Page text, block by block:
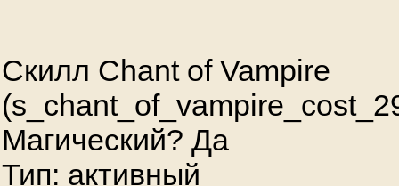
Скилл Chant of Vampire
Магический? Да
Тип: активный